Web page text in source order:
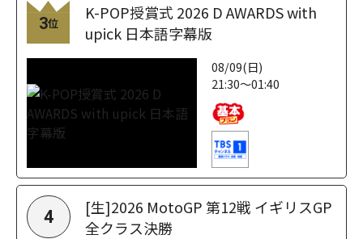
3位
K-POP授賞式 2026 D AWARDS with
upick 日本語字幕版
08/09(日)
21:30～01:40
4
[生]2026 MotoGP 第12戦 イギリスGP
全クラス決勝